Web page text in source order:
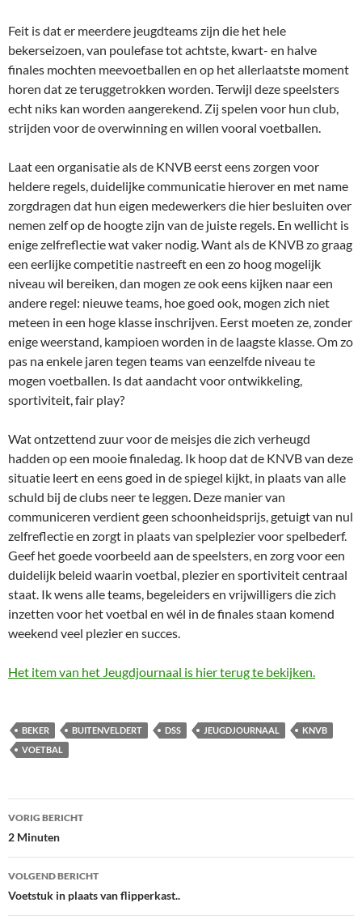
Feit is dat er meerdere jeugdteams zijn die het hele
bekerseizoen, van poulefase tot achtste, kwart- en halve
finales mochten meevoetballen en op het allerlaatste moment
horen dat ze teruggetrokken worden. Terwijl deze speelsters
echt niks kan worden aangerekend. Zij spelen voor hun club,
strijden voor de overwinning en willen vooral voetballen.
Laat een organisatie als de KNVB eerst eens zorgen voor
heldere regels, duidelijke communicatie hierover en met name
zorgdragen dat hun eigen medewerkers die hier besluiten over
nemen zelf op de hoogte zijn van de juiste regels. En wellicht is
enige zelfreflectie wat vaker nodig. Want als de KNVB zo graag
een eerlijke competitie nastreeft en een zo hoog mogelijk
niveau wil bereiken, dan mogen ze ook eens kijken naar een
andere regel: nieuwe teams, hoe goed ook, mogen zich niet
meteen in een hoge klasse inschrijven. Eerst moeten ze, zonder
enige weerstand, kampioen worden in de laagste klasse. Om zo
pas na enkele jaren tegen teams van eenzelfde niveau te
mogen voetballen. Is dat aandacht voor ontwikkeling,
sportiviteit, fair play?
Wat ontzettend zuur voor de meisjes die zich verheugd
hadden op een mooie finaledag. Ik hoop dat de KNVB van deze
situatie leert en eens goed in de spiegel kijkt, in plaats van alle
schuld bij de clubs neer te leggen. Deze manier van
communiceren verdient geen schoonheidsprijs, getuigt van nul
zelfreflectie en zorgt in plaats van spelplezier voor spelbederf.
Geef het goede voorbeeld aan de speelsters, en zorg voor een
duidelijk beleid waarin voetbal, plezier en sportiviteit centraal
staat. Ik wens alle teams, begeleiders en vrijwilligers die zich
inzetten voor het voetbal en wél in de finales staan komend
weekend veel plezier en succes.
Het item van het Jeugdjournaal is hier terug te bekijken.
BEKER BUITENVELDERT DSS JEUGDJOURNAAL
KNVB
VOETBAL
Bericht
navigatie
VORIG BERICHT
2 Minuten
VOLGEND BERICHT
Voetstuk in plaats van flipperkast..